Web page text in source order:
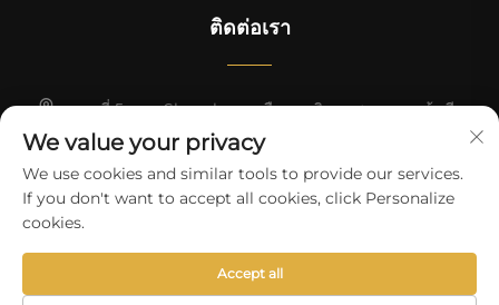
ติดต่อเรา
เลขที่ 5 ถนน Shunchang เมืองตงเฉิง จงซาน กวางตุ้ง จีน
+86-18028357686
[email protected]
ลิขสิทธิ์ © 2025 โดย Zhongshan Pengfei Electrical Appliance Co.,
Ltd. นโยบายความเป็นส่วนตัว
We value your privacy
We use cookies and similar tools to provide our services.
If you don't want to accept all cookies, click Personalize
cookies.
Accept all